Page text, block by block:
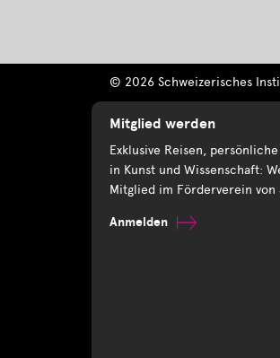
© 2026 Schweizerisches
Mitglied werden
Exklusive Reisen,
in Kunst und Wissenschaft:
Mitglied im Förderverein von
Anmelden